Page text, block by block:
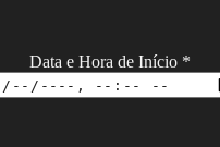
Data e Hora de Início *